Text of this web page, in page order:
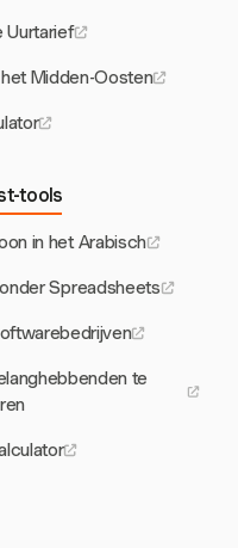
Uurtarief
Midden-Oosten
tools
in het Arabisch
Spreadsheets
te